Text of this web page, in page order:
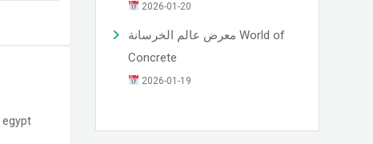
egypt
2026-01-20
معرض عالم الخرسانة World of
Concrete
2026-01-19